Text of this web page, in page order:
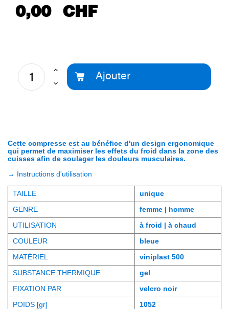
0,00 CHF
Ajouter
Cette compresse est au bénéfice d'un design ergonomique
qui permet de maximiser les effets du froid dans la zone des
cuisses afin de soulager les douleurs musculaires.
→ Instructions d'utilisation
TAILLE unique
GENRE femme | homme
UTILISATION à froid | à chaud
COULEUR bleue
MATÉRIEL viniplast 500
SUBSTANCE THERMIQUE gel
FIXATION PAR velcro noir
POIDS [gr] 1052